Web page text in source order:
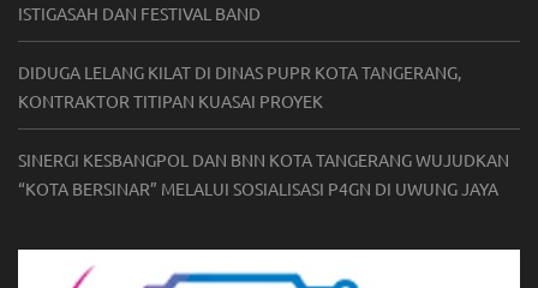
ISTIGASAH DAN FESTIVAL BAND
DIDUGA LELANG KILAT DI DINAS PUPR KOTA TANGERANG,
KONTRAKTOR TITIPAN KUASAI PROYEK
SINERGI KESBANGPOL DAN BNN KOTA TANGERANG WUJUDKAN
“KOTA BERSINAR” MELALUI SOSIALISASI P4GN DI UWUNG JAYA